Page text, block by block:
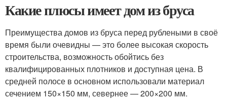
Какие плюсы имеет дом из бруса
Преимущества домов из бруса перед рублеными в своё
время были очевидны — это более высокая скорость
строительства, возможность обойтись без
квалифицированных плотников и доступная цена. В
средней полосе в основном использовали материал
сечением 150×150 мм, севернее — 200×200 мм.